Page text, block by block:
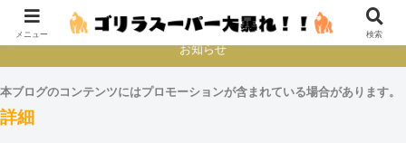
本とか映画とかゲームプレイとか
お知らせ
本ブログのコンテンツにはプロモーションが含まれている場合があります。
詳細
メニュー 検索